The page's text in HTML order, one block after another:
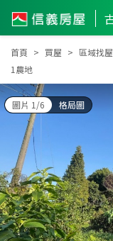
首頁 買屋 區域找屋
1農地
圖片 1/6 格局圖